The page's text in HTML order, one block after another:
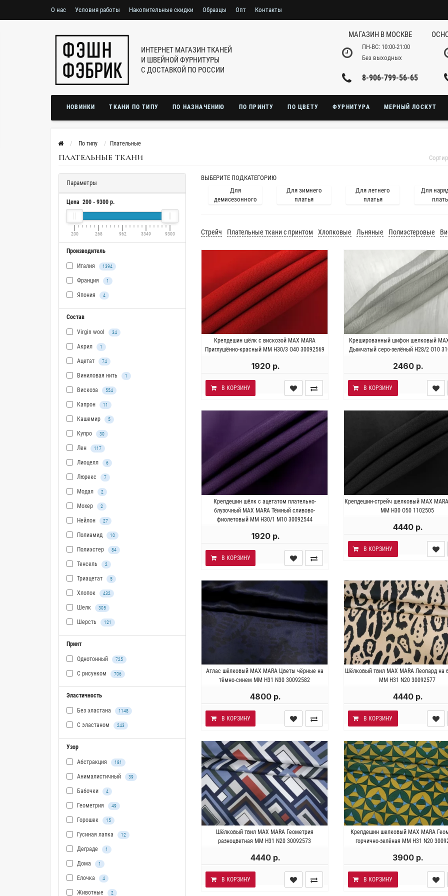
О нас Условия работы Накопительные скидки Образцы Опт Контакты
ИНТЕРНЕТ МАГАЗИН ТКАНЕЙ
И ШВЕЙНОЙ ФУРНИТУРЫ
С ДОСТАВКОЙ ПО РОССИИ
МАГАЗИН В МОСКВЕ
ПН-ВС: 10:00-21:00
Без выходных
8-906-799-56-65
НОВИНКИ ТКАНИ ПО ТИПУ ПО НАЗНАЧЕНИЮ ПО ПРИНТУ ПО ЦВЕТУ ФУРНИТУРА МЕРНЫЙ ЛОСКУТ
По типу Плательные
ПЛАТЕЛЬНЫЕ ТКАНИ
Параметры
Цена 200 - 9300 р.
200 268 962 3349 9300
Производитель
Италия 1394
Франция 1
Япония 4
Состав
Virgin wool 34
Акрил 1
Ацетат 74
Виниловая нить 1
Вискоза 554
Капрон 11
Кашемир 5
Купро 30
Лен 117
Лиоцелл 6
Люрекс 7
Модал 2
Мохер 2
Нейлон 27
Полиамид 10
Полиэстер 84
Тенсель 2
Триацетат 5
Хлопок 432
Шелк 305
Шерсть 121
Принт
Однотонный 725
С рисунком 706
Эластичность
Без эластана 1148
С эластаном 243
Узор
Абстракция 181
Анималистичный 39
Бабочки 4
Геометрия 49
Горошек 15
Гусиная лапка 12
Деграде 1
Дома 1
Елочка 4
Животные 2
ВЫБЕРИТЕ ПОДКАТЕГОРИЮ
Для
демисезонного
Для зимнего
платья
Для летнего
платья
Для
Стрейч Плательные ткани с принтом Хлопковые Льняные Полиэстеровые
Крепдешин шёлк с вискозой MAX MARA
Приглушённо-красный MM H30/3 O40 30092569
Италия . Состав 70% вискоза 30%
шелк. Плотность ~60 гр/м2. Ширина
1920 р.
В КОРЗИНУ
Крешированный шифон шелковый
Дымчатый серо-зелёный H28/2 O10
Италия . Состав 100%
Плотность ~30 гр/м2. Ширина
2460 р.
В КОРЗИНУ
Крепдешин шёлк с ацетатом плательно-
блузочный MAX MARA Тёмный сливово-
фиолетовый MM H30/1 M10 30092544
Италия . Состав 80% ацетат 15% шёлк
5% полиэстер. Плотность ~70 гр/м2.
Ширина 138 см.
1920 р.
В КОРЗИНУ
Крепдешин-стрейч шелковый MAX
MM H30 О50 1102505
Италия . Состав 95% шелк
эластан. Плотность ~70 гр/
4440 р.
В КОРЗИНУ
Атлас шёлковый MAX MARA Цветы чёрные на
тёмно-синем MM H31 N30 30092582
Италия . Состав 100% шёлк.
Плотность ~50 гр/м2. Ширина 137 см.
4800 р.
В КОРЗИНУ
Шёлковый твил MAX MARA Леопард на
MM H31 N20 30092577
Италия . Состав 100%
Плотность ~65 гр/м2. Ширина
4440 р.
В КОРЗИНУ
Шёлковый твил MAX MARA Геометрия
разноцветная MM H31 N20 30092573
Италия . Состав 100% шёлк.
Плотность ~55 гр/м2. Ширина 140 см.
4440 р.
В КОРЗИНУ
Крепдешин шелковый MAX MARA
горчично-зелёная MM H31 N20
Италия . Состав 100%
Плотность~ 65 гр/м2. Ширина
3900 р.
В КОРЗИНУ